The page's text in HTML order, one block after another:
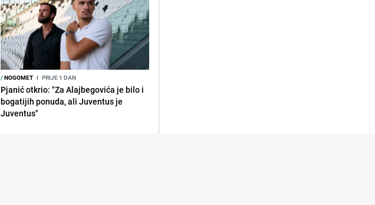
/NOGOMET I PRIJE 1 DAN
Pjanić otkrio: "Za Alajbegovića je bilo i
bogatijih ponuda, ali Juventus je
Juventus"